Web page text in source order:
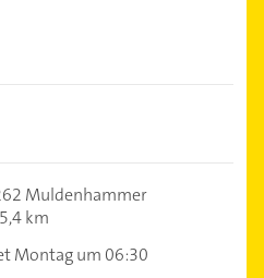
Muldenhammer
5,4 km
Montag um 06:30